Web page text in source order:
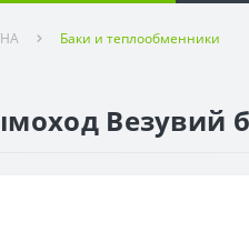
Баки и теплообменники
Везувий